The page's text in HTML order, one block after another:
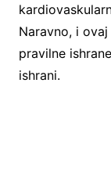
Naravno, i
pravilne
ishrani.